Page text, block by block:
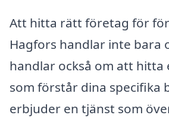
Att hitta rätt företag för
Hagfors handlar inte bara
handlar också om att hitta
som förstår dina specifika
erbjuder en tjänst som